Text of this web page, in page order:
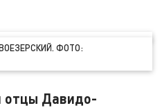
ФОТО:
отцы Давидо-